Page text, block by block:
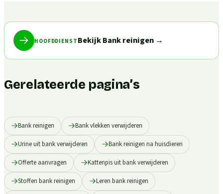
HOOFDDIENST Bekijk Bank reinigen→
Gerelateerde pagina’s
Bank reinigen Bank vlekken verwijderen
Urine uit bank verwijderen Bank reinigen na huisdieren
Offerte aanvragen Kattenpis uit bank verwijderen
Stoffen bank reinigen Leren bank reinigen